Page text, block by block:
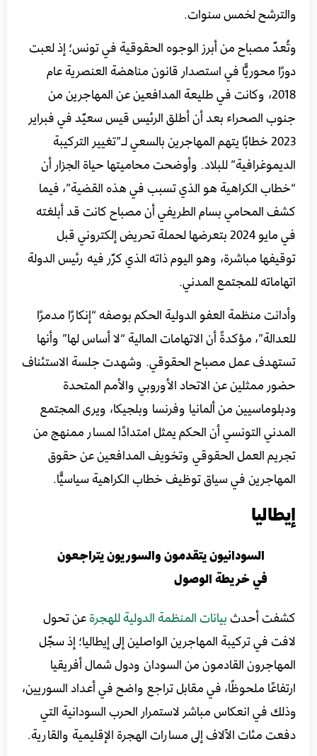
والترشح لخمس سنوات.
وتُعدّ مصباح من أبرز الوجوه الحقوقية في تونس؛ إذ لعبت
دورًا محوريًّا في استصدار قانون مناهضة العنصرية عام
2018، وكانت في طليعة المدافعين عن المهاجرين من
جنوب الصحراء بعد أن أطلق الرئيس قيس سعيّد في فبراير
2023 خطابًا يتهم المهاجرين بالسعي لـ”تغيير التركيبة
الديموغرافية” للبلاد. وأوضحت محاميتها حياة الجزار أن
“خطاب الكراهية هو الذي تسبب في هذه القضية”، فيما
كشف المحامي بسام الطريفي أن مصباح كانت قد أبلغته
في مايو 2024 بتعرضها لحملة تحريض إلكتروني قبل
توقيفها مباشرة، وهو اليوم ذاته الذي كرّر فيه رئيس الدولة
اتهاماته للمجتمع المدني.
وأدانت منظمة العفو الدولية الحكم بوصفه “إنكارًا مدمرًا
للعدالة”، مؤكدةً أن الاتهامات المالية “لا أساس لها” وأنها
تستهدف عمل مصباح الحقوقي. وشهدت جلسة الاستئناف
حضور ممثلين عن الاتحاد الأوروبي والأمم المتحدة
ودبلوماسيين من ألمانيا وفرنسا وبلجيكا، ويرى المجتمع
المدني التونسي أن الحكم يمثل امتدادًا لمسار ممنهج من
تجريم العمل الحقوقي وتخويف المدافعين عن حقوق
المهاجرين في سياق توظيف خطاب الكراهية سياسيًّا.
إيطاليا
السودانيون يتقدمون والسوريون يتراجعون
في خريطة الوصول
كشفت أحدثبيانات المنظمة الدولية للهجرةعن تحول
لافت في تركيبة المهاجرين الواصلين إلى إيطاليا؛ إذ سجّل
المهاجرون القادمون من السودان ودول شمال أفريقيا
ارتفاعًا ملحوظًا، في مقابل تراجع واضح في أعداد السوريين،
وذلك في انعكاس مباشر لاستمرار الحرب السودانية التي
دفعت مئات الآلاف إلى مسارات الهجرة الإقليمية والقارية.